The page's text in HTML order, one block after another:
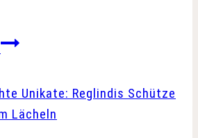
Interessenbekundung